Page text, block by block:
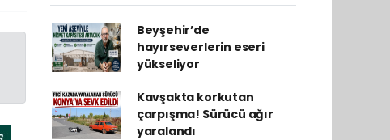
Beyşehir’de
hayırseverlerin eseri
yükseliyor
Kavşakta korkutan
çarpışma! Sürücü ağır
yaralandı